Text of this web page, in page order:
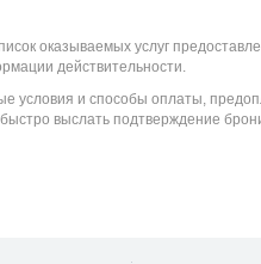
оказываемых услуг
действительности.
условия и способы оплаты,
выслать подтверждение